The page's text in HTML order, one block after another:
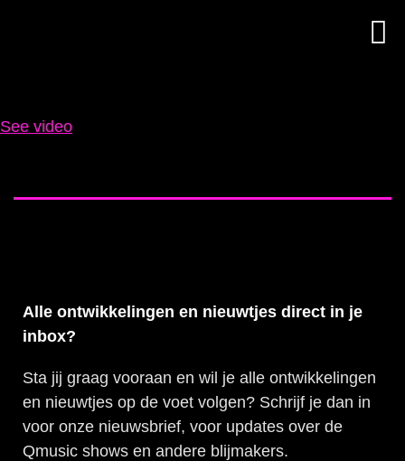
See video
Alle ontwikkelingen en nieuwtjes direct in je
inbox?
Sta jij graag vooraan en wil je alle ontwikkelingen
en nieuwtjes op de voet volgen? Schrijf je dan in
voor onze nieuwsbrief, voor updates over de
Qmusic shows en andere blijmakers.